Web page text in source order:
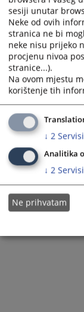
sesiji unutar
Neke od ovih
stranica ne bi
neke nisu prijeko
procjenu nivoa
stranice...).
Na ovom mjestu
korištenje tih
↓ 2
Analitika
↓ 2
Ne prihvatam